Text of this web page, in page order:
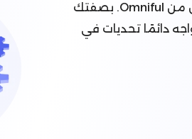
حسّن عملياتك في Tunisia باستخدام حل ERP المخصص من Omniful. بصفتك
دائمًا تحديات في